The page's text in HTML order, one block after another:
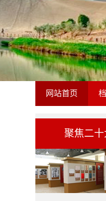
网站首页
聚焦二十